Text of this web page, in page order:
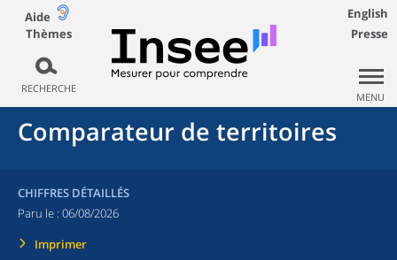
Aide
Thèmes
RECHERCHE
English
Presse
MENU
Comparateur de territoires
CHIFFRES DÉTAILLÉS
Paru le : 06/08/2026
Imprimer